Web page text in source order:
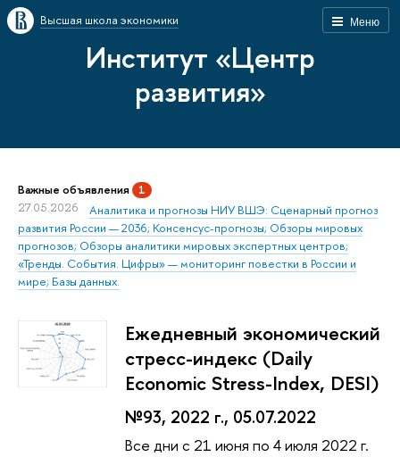
Меню
Высшая школа экономики
Институт «Центр
развития»
Важные объявления 1
27.05.2026
Аналитика и прогнозы НИУ ВШЭ: Сценарный прогноз
развития России — 2036; Консенсус-прогнозы; Обзоры мировых
прогнозов; Обзоры аналитики мировых экспертных центров;
«Тренды. События. Цифры» — мониторинг повестки в России и
мире; Базы данных.
Ежедневный экономический
стресс-индекс (Daily
Economic Stress-Index, DESI)
№93, 2022 г., 05.07.2022
Все дни с 21 июня по 4 июля 2022 г.